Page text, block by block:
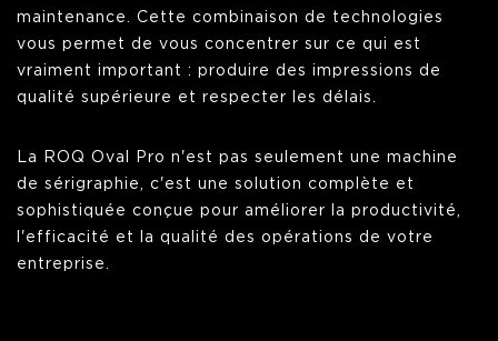
maintenance. Cette combinaison de technologies
vous permet de vous concentrer sur ce qui est
vraiment important : produire des impressions de
qualité supérieure et respecter les délais.
La ROQ Oval Pro n'est pas seulement une machine
de sérigraphie, c'est une solution complète et
sophistiquée conçue pour améliorer la productivité,
l'efficacité et la qualité des opérations de votre
entreprise.